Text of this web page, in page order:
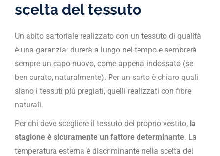
scelta del tessuto
Un abito sartoriale realizzato con un tessuto di qualità
è una garanzia: durerà a lungo nel tempo e sembrerà
sempre un capo nuovo, come appena indossato (se
ben curato, naturalmente). Per un sarto è chiaro quali
siano i tessuti più pregiati, quelli realizzati con fibre
naturali.
Per chi deve scegliere il tessuto del proprio vestito, la
stagione è sicuramente un fattore determinante. La
temperatura esterna è discriminante nella scelta del